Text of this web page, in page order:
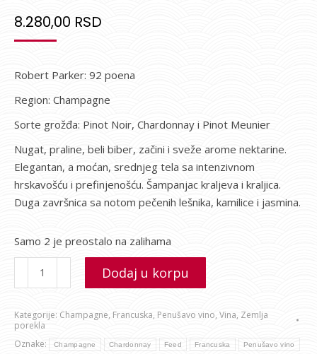
8.280,00 RSD
Robert Parker: 92 poena
Region: Champagne
Sorte grožđa: Pinot Noir, Chardonnay i Pinot Meunier
Nugat, praline, beli biber, začini i sveže arome nektarine.
Elegantan, a moćan, srednjeg tela sa intenzivnom
hrskavošću i prefinjenošću. Šampanjac kraljeva i kraljica.
Duga završnica sa notom pečenih lešnika, kamilice i jasmina.
Samo 2 je preostalo na zalihama
Dodaj u korpu
Kategorije: Champagne, Francuska, Penušavo vino, Vina, Zemlja
porekla
Oznake:
Champagne Chardonnay Feed Francuska Penušavo vino